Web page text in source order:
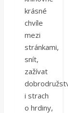
krásné
chvíle
mezi
stránkami,
snít,
zažívat
i strach
o hrdiny,